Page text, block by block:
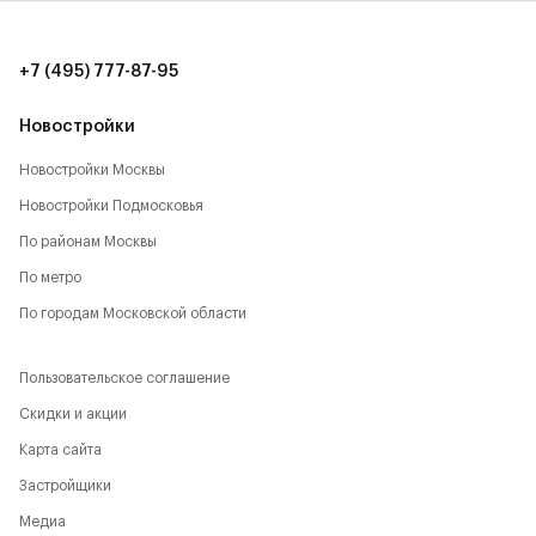
- Парк Будущего,
- Национальный парк,
- Лосиный остров,
- Главный Ботанический сад,
- ВДНХ,
- Парк Останкино,
- Парк Свиблово,
Новостройки
Новостройки Москвы
Новостройки Подмосковья
По районам Москвы
По метро
По городам Московской области
+7 (495) 777-87-95
Пользовательское соглашение
Скидки и акции
Карта сайта
Застройщики
Медиа